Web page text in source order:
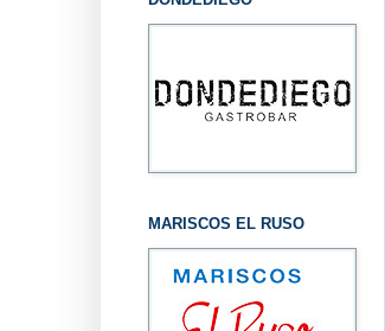
MARISCOS EL RUSO